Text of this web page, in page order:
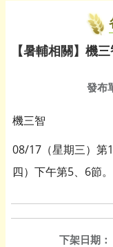
【暑輔相關】機
發布
機三智
08/17（星期三）第
四）下午第5、6節。
下架日期：